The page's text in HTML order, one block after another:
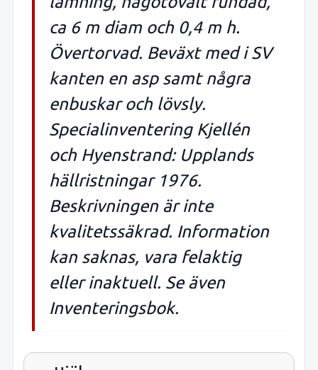
ca 6 m diam och 0,4 m h.
Övertorvad. Beväxt med i SV
kanten en asp samt några
enbuskar och lövsly.
Specialinventering Kjellén
och Hyenstrand: Upplands
hällristningar 1976.
Beskrivningen är inte
kvalitetssäkrad. Information
kan saknas, vara felaktig
eller inaktuell. Se även
Inventeringsbok.